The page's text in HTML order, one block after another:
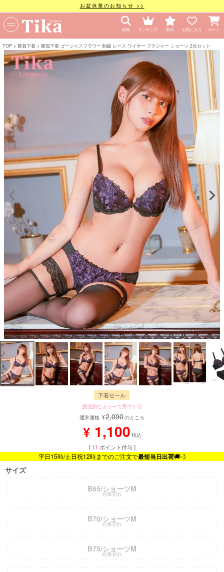
お盆休業のお知らせ >>
検索 ランキング 新作 お気に入り カート
TOP 勝負下着 勝負下着 ゴージャスフラワー 刺繍 レース ワイヤー ブラジャー ショーツ 2点セット
下着セール
誘惑的なカラーで男ウケ◎
通常価格 ¥2,090のところ
¥ 1,100 税込
[ 11 ポイント付与 ]
平日15時/土日祝12時までのご注文で最短当日出荷🚚💨
サイズ
B65/ショーツM
在庫切れ
B70/ショーツM
在庫切れ
B75/ショーツM
在庫切れ